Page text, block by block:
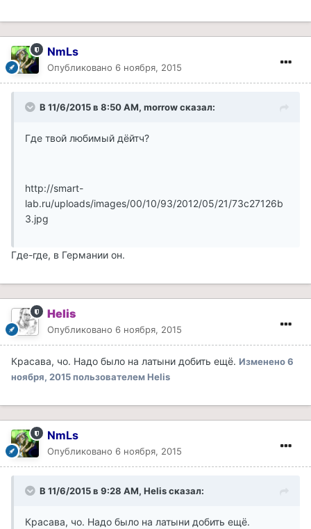
NmLs
Опубликовано 6 ноября, 2015
В 11/6/2015 в 8:50 AM, morrow сказал:
Где твой любимый дёйтч?
http://smart-
lab.ru/uploads/images/00/10/93/2012/05/21/73c27126b
3.jpg
Где-где, в Германии он.
Helis
Опубликовано 6 ноября, 2015
Красава, чо. Надо было на латыни добить ещё. Изменено6
ноября, 2015пользователем Helis
NmLs
Опубликовано 6 ноября, 2015
В 11/6/2015 в 9:28 AM, Helis сказал:
Красава, чо. Надо было на латыни добить ещё.